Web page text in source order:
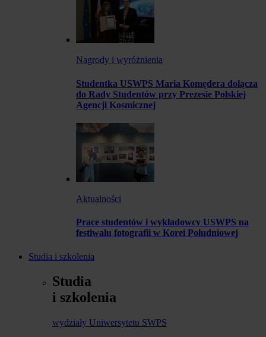
Nagrody i wyróżnienia
Studentka USWPS Maria Komędera dołącza
do Rady Studentów przy Prezesie Polskiej
Agencji Kosmicznej
Aktualności
Prace studentów i wykładowcy USWPS na
festiwalu fotografii w Korei Południowej
Studia i szkolenia
Studia
i szkolenia
wydziały Uniwersytetu SWPS